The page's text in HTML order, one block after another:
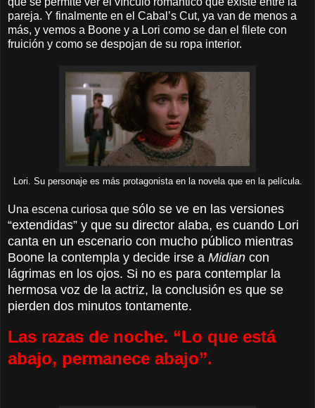
pareja. Y finalmente en el Cabal’s Cut, ya van de menos a
más, y vemos a Boone y a Lori como se dan el filete con
fruición y como se despojan de su ropa interior.
Lori. Su personaje es más protagonista en la novela que en la película.
Una escena curiosa que sólo se ve en las versiones
“extendidas” y que su director alaba, es cuando Lori
canta en un escenario con mucho público mientras
Boone la contempla y decide irse a Midian con
lágrimas en los ojos. Si no es para contemplar la
hermosa voz de la actriz, la conclusión es que se
pierden dos minutos tontamente.
Las razas de noche. “Lo que está
abajo, permanece abajo”.